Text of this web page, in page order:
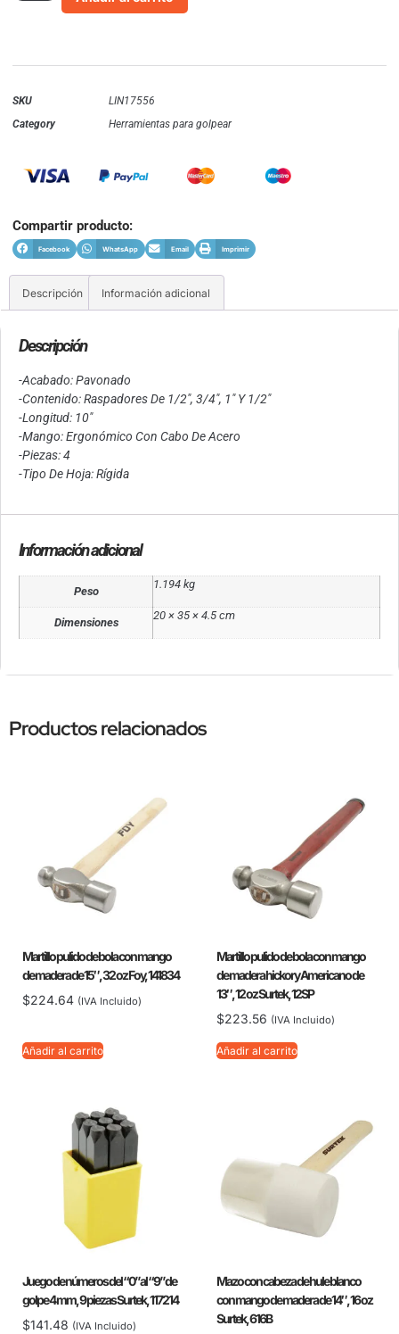
SKU
LIN17556
Category
Herramientas para golpear
Compartir producto:
Facebook WhatsApp Email Imprimir
Descripción Información adicional
Descripción
-Acabado: Pavonado
-Contenido: Raspadores De 1/2″, 3/4″, 1″ Y 1/2″
-Longitud: 10″
-Mango: Ergonómico Con Cabo De Acero
-Piezas: 4
-Tipo De Hoja: Rígida
Información adicional
Peso
1.194 kg
Dimensiones
20 × 35 × 4.5 cm
Productos relacionados
Martillo pulido de bola con mango
de madera de 15″, 32 oz Foy, 141834
$224.64 (IVA Incluido)
Añadir al carrito
Martillo pulido de bola con mango
de madera hickory Americano de
13″, 12 oz Surtek, 12SP
$223.56 (IVA Incluido)
Añadir al carrito
Juego de números del “0” al “9” de
golpe 4 mm, 9 piezas Surtek, 117214
$141.48 (IVA Incluido)
Mazo con cabeza de hule blanco
con mango de madera de 14″, 16 oz
Surtek, 616B